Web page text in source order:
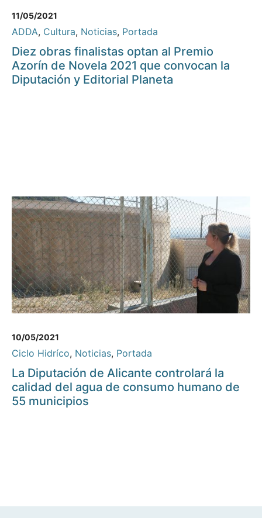
11/05/2021
ADDA, Cultura, Noticias, Portada
Diez obras finalistas optan al Premio
Azorín de Novela 2021 que convocan la
Diputación y Editorial Planeta
10/05/2021
Ciclo Hidríco, Noticias, Portada
La Diputación de Alicante controlará la
calidad del agua de consumo humano de
55 municipios